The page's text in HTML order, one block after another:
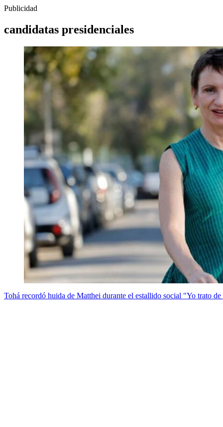
Publicidad
candidatas presidenciales
Tohá recordó huida de Matthei durante el estallido social "Yo trato